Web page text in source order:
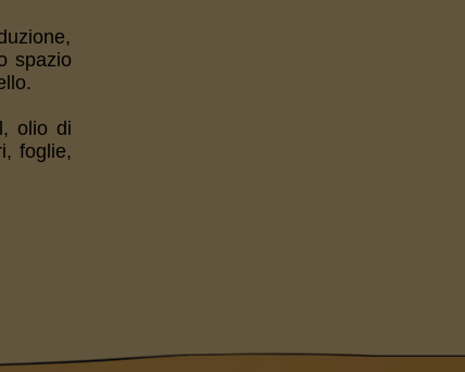
spazio
olio di
foglie,